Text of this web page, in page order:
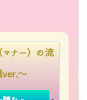
ナー）の流
ver.～